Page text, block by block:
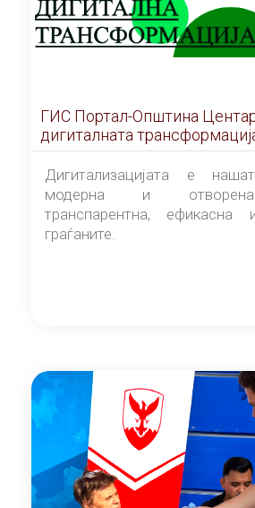
ГИС Портал-Општина
дигиталната
Дигитализацијата е
модерна и
транспарентна,
граѓаните.